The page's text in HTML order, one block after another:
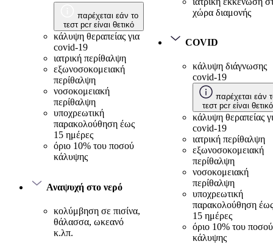
παρέχεται εάν το
τεστ pcr είναι θετικό
κάλυψη θεραπείας για
covid-19
ιατρική περίθαλψη
εξωνοσοκομειακή
περίθαλψη
νοσοκομειακή
περίθαλψη
υποχρεωτική
παρακολούθηση έως
15 ημέρες
όριο 10% του ποσού
κάλυψης
Αναψυχή στο νερό
κολύμβηση σε πισίνα,
θάλασσα, ωκεανό
κ.λπ.
χώρα διαμονής
COVID
κάλυψη διάγνωσης
covid-19
παρέχεται εάν
τεστ pcr είναι θετικό
κάλυψη θεραπείας
covid-19
ιατρική περίθαλψη
εξωνοσοκομειακή
περίθαλψη
νοσοκομειακή
περίθαλψη
υποχρεωτική
παρακολούθηση έως
15 ημέρες
όριο 10% του ποσού
κάλυψης